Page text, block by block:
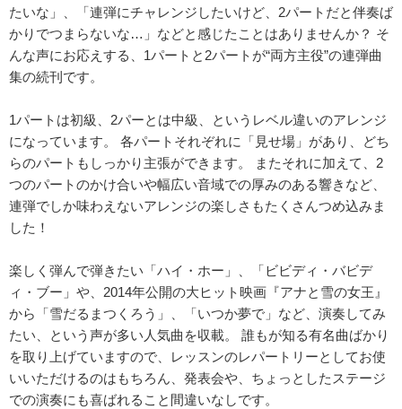
たいな」、「連弾にチャレンジしたいけど、2パートだと伴奏ば
かりでつまらないな…」などと感じたことはありませんか？ そ
んな声にお応えする、1パートと2パートが“両方主役”の連弾曲
集の続刊です。
1パートは初級、2パーとは中級、というレベル違いのアレンジ
になっています。 各パートそれぞれに「見せ場」があり、どち
らのパートもしっかり主張ができます。 またそれに加えて、2
つのパートのかけ合いや幅広い音域での厚みのある響きなど、
連弾でしか味わえないアレンジの楽しさもたくさんつめ込みま
した！
楽しく弾んで弾きたい「ハイ・ホー」、「ビビディ・バビデ
ィ・ブー」や、2014年公開の大ヒット映画『アナと雪の女王』
から「雪だるまつくろう」、「いつか夢で」など、演奏してみ
たい、という声が多い人気曲を収載。 誰もが知る有名曲ばかり
を取り上げていますので、レッスンのレパートリーとしてお使
いいただけるのはもちろん、発表会や、ちょっとしたステージ
での演奏にも喜ばれること間違いなしです。